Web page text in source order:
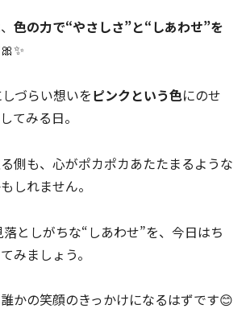
色の力で“やさしさ”と“しあわせ”を
づらい想いをピンクという色にのせ
てみる日。
側も、心がポカポカあたたまるような
しれません。
としがちな“しあわせ”を、今日はち
みましょう。
かの笑顔のきっかけになるはずです😊